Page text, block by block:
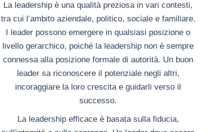
La leadership è una qualità preziosa in vari contesti,
tra cui l’ambito aziendale, politico, sociale e familiare.
I leader possono emergere in qualsiasi posizione o
livello gerarchico, poiché la leadership non è sempre
connessa alla posizione formale di autorità. Un buon
leader sa riconoscere il potenziale negli altri,
incoraggiare la loro crescita e guidarli verso il
successo.
La leadership efficace è basata sulla fiducia,